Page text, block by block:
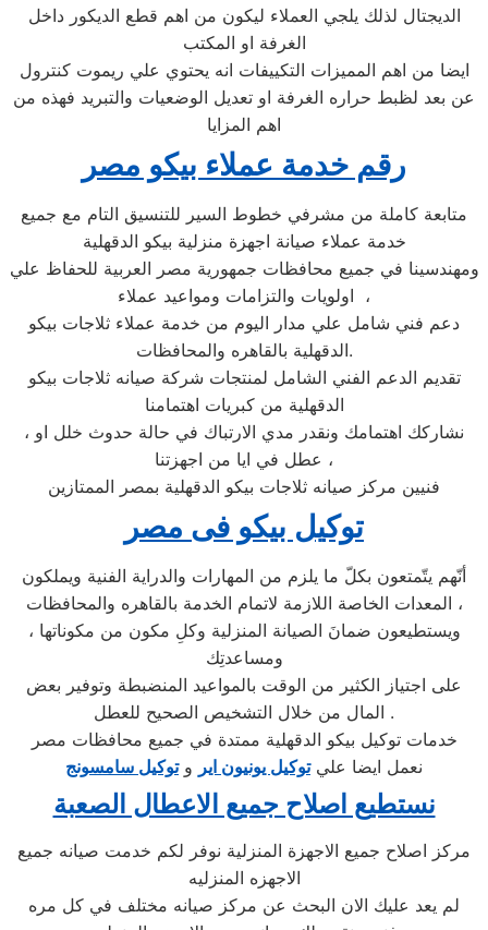
الديجتال لذلك يلجي العملاء ليكون من اهم قطع الديكور داخل
الغرفة او المكتب
ايضا من اهم المميزات التكييفات انه يحتوي علي ريموت كنترول
عن بعد لظبط حراره الغرفة او تعديل الوضعيات والتبريد فهذه من
اهم المزايا
رقم خدمة عملاء بيكو مصر
متابعة كاملة من مشرفي خطوط السير للتنسيق التام مع جميع
خدمة عملاء صيانة اجهزة منزلية بيكو الدقهلية
ومهندسينا في جميع محافظات جمهورية مصر العربية للحفاظ علي
اولويات والتزامات ومواعيد عملاء ،
دعم فني شامل علي مدار اليوم من خدمة عملاء ثلاجات بيكو
الدقهلية بالقاهره والمحافظات.
تقديم الدعم الفني الشامل لمنتجات شركة صيانه ثلاجات بيكو
الدقهلية من كبريات اهتمامنا
، نشاركك اهتمامك ونقدر مدي الارتباك في حالة حدوث خلل او
عطل في ايا من اجهزتنا ،
فنيين مركز صيانه ثلاجات بيكو الدقهلية بمصر الممتازين
توكيل بيكو فى مصر
أنّهم يتّمتعون بكلّ ما يلزم من المهارات والدراية الفنية ويملكون
المعدات الخاصة اللازمة لاتمام الخدمة بالقاهره والمحافظات ،
ويستطيعون ضمانَ الصيانة المنزلية وكلِ مكون من مكوناتها ،
ومساعدتِك
على اجتياز الكثير من الوقت بالمواعيد المنضبطة وتوفير بعض
المال من خلال التشخيص الصحيح للعطل .
خدمات توكيل بيكو الدقهلية ممتدة في جميع محافظات مصر
نعمل ايضا عليتوكيل يونيون اير وتوكيل سامسونج
نستطيع اصلاح جميع الاعطال الصعبة
مركز اصلاح جميع الاجهزة المنزلية نوفر لكم خدمت صيانه جميع
الاجهزه المنزليه
لم يعد عليك الان البحث عن مركز صيانه مختلف في كل مره